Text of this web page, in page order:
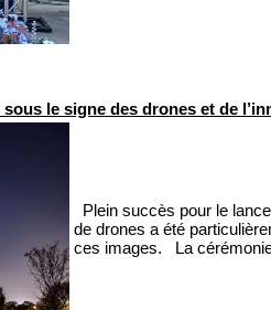
sous le signe des drones et de
Plein succès pour le
de drones a été
ces images. La cérémonie